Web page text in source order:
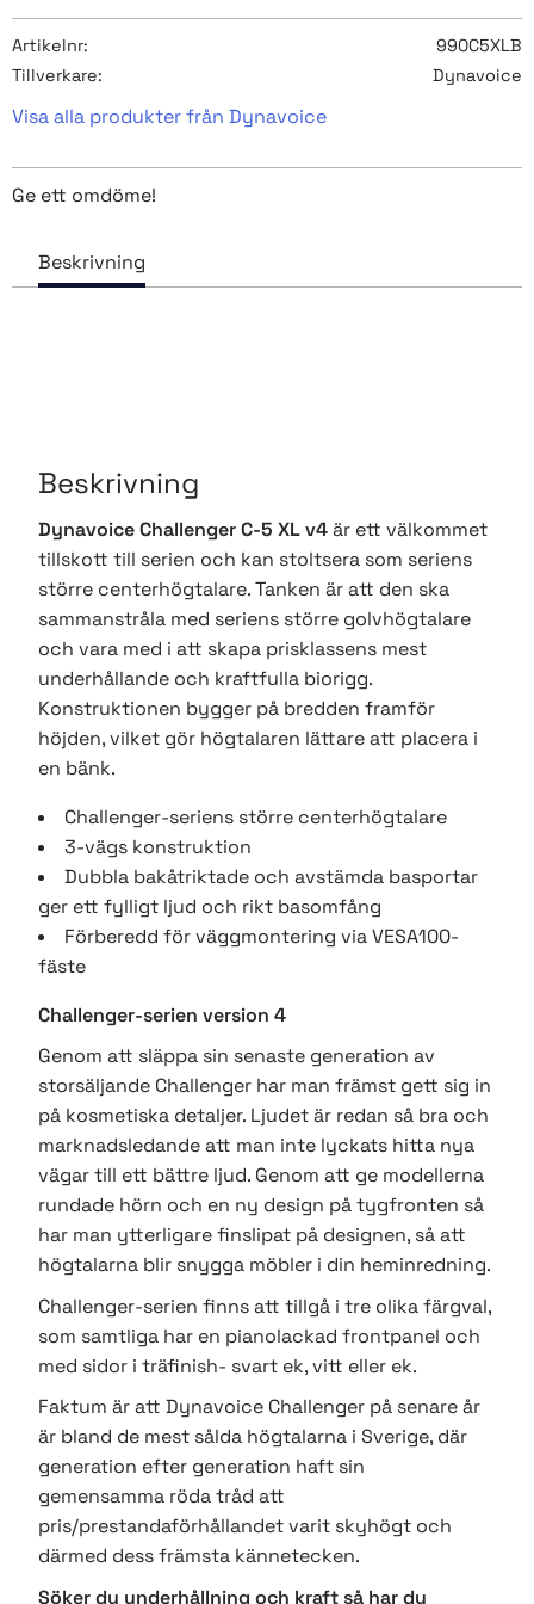
Artikelnr
990C5XLB
Tillverkare
Dynavoice
Visa alla produkter från Dynavoice
Ge ett omdöme!
Beskrivning
Dynavoice Challenger C-5 XL v4är ett välkommet
tillskott till serien och kan stoltsera som seriens
större centerhögtalare. Tanken är att den ska
sammanstråla med seriens större golvhögtalare
och vara med i att skapa prisklassens mest
underhållande och kraftfulla biorigg.
Konstruktionen bygger på bredden framför
höjden, vilket gör högtalaren lättare att placera i
en bänk.
Challenger-seriens större centerhögtalare
3-vägs konstruktion
Dubbla bakåtriktade och avstämda basportar
ger ett fylligt ljud och rikt basomfång
Förberedd för väggmontering via VESA100-
fäste
Challenger-serien version 4
Genom att släppa sin senaste generation av
storsäljande Challenger har man främst gett sig in
på kosmetiska detaljer. Ljudet är redan så bra och
marknadsledande att man inte lyckats hitta nya
vägar till ett bättre ljud. Genom att ge modellerna
rundade hörn och en ny design på tygfronten så
har man ytterligare finslipat på designen, så att
högtalarna blir snygga möbler i din heminredning.
Challenger-serien finns att tillgå i tre olika färgval,
som samtliga har en pianolackad frontpanel och
med sidor i träfinish- svart ek, vitt eller ek.
Faktum är att Dynavoice Challenger på senare år
är bland de mest sålda högtalarna i Sverige, där
generation efter generation haft sin
gemensamma röda tråd att
pris/prestandaförhållandet varit skyhögt och
därmed dess främsta kännetecken.
Söker du underhållning och kraft så har du